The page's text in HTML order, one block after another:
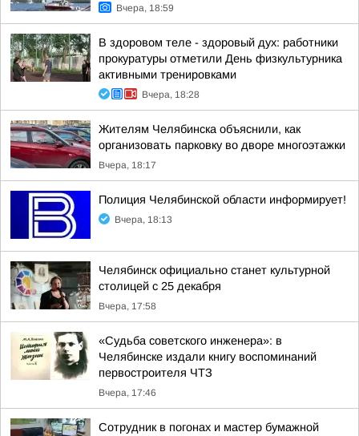
Вчера, 18:59
В здоровом теле - здоровый дух: работники
прокуратуры отметили День физкультурника
активными тренировками
Вчера, 18:28
Жителям Челябинска объяснили, как
организовать парковку во дворе многоэтажки
Вчера, 18:17
Полиция Челябинской области информирует!
Вчера, 18:13
Челябинск официально станет культурной
столицей с 25 декабря
Вчера, 17:58
«Судьба советского инженера»: в
Челябинске издали книгу воспоминаний
первостроителя ЧТЗ
Вчера, 17:46
Сотрудник в погонах и мастер бумажной